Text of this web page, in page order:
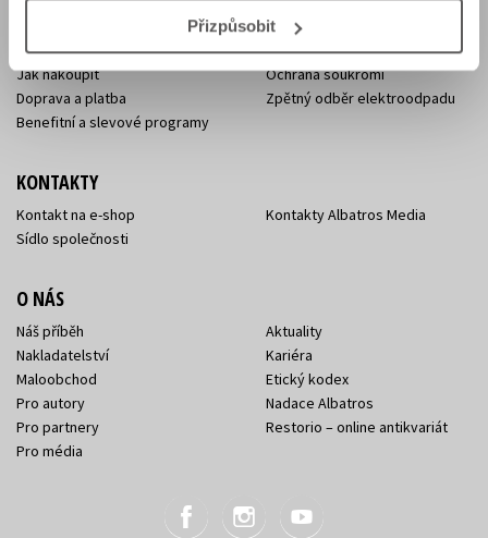
Přizpůsobit
Obchodní podmínky
Jak nakoupit
Doprava a platba
Benefitní a slevové programy
Dárkové poukazy
Affiliate program
Ochrana soukromí
Zpětný odběr elektroodpadu
KONTAKTY
Kontakt na e-shop
Sídlo společnosti
Kontakty Albatros Media
O NÁS
Náš příběh
Nakladatelství
Maloobchod
Pro autory
Pro partnery
Pro média
Aktuality
Kariéra
Etický kodex
Nadace Albatros
Restorio – online antikvariát